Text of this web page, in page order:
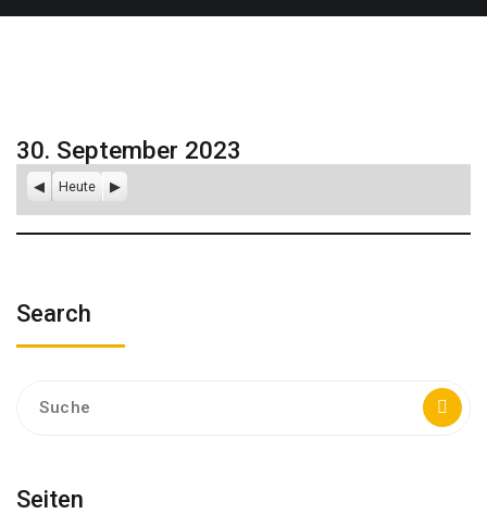
30. September 2023
Zurück
Heute Weiter
Search
nach:
Seiten